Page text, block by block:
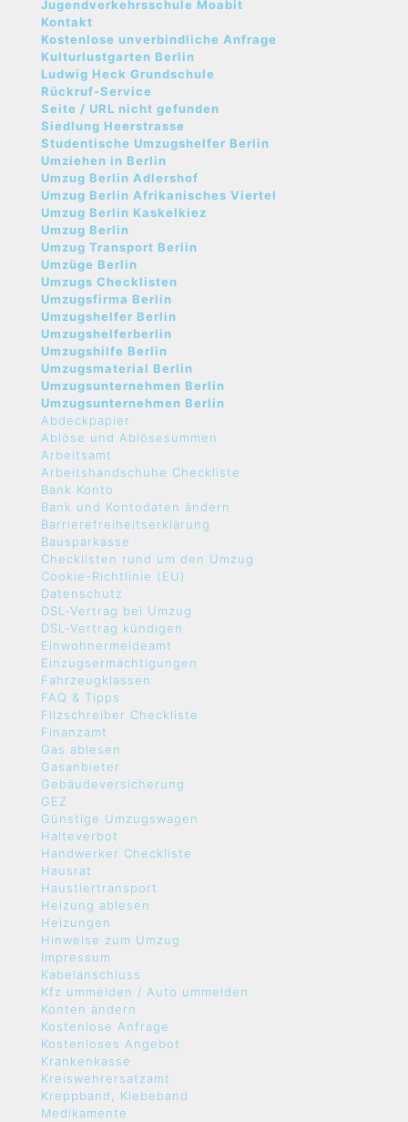
Jugendverkehrsschule Moabit
Kontakt
Kostenlose unverbindliche Anfrage
Kulturlustgarten Berlin
Ludwig Heck Grundschule
Rückruf-Service
Seite / URL nicht gefunden
Siedlung Heerstrasse
Studentische Umzugshelfer Berlin
Umziehen in Berlin
Umzug Berlin Adlershof
Umzug Berlin Afrikanisches Viertel
Umzug Berlin Kaskelkiez
Umzug Berlin
Umzug Transport Berlin
Umzüge Berlin
Umzugs Checklisten
Umzugsfirma Berlin
Umzugshelfer Berlin
Umzugshelferberlin
Umzugshilfe Berlin
Umzugsmaterial Berlin
Umzugsunternehmen Berlin
Umzugsunternehmen Berlin
Abdeckpapier
Ablöse und Ablösesummen
Arbeitsamt
Arbeitshandschuhe Checkliste
Bank Konto
Bank und Kontodaten ändern
Barrierefreiheitserklärung
Bausparkasse
Checklisten rund um den Umzug
Cookie-Richtlinie (EU)
Datenschutz
DSL-Vertrag bei Umzug
DSL-Vertrag kündigen
Einwohnermeldeamt
Einzugsermächtigungen
Fahrzeugklassen
FAQ & Tipps
Filzschreiber Checkliste
Finanzamt
Gas ablesen
Gasanbieter
Gebäudeversicherung
GEZ
Günstige Umzugswagen
Halteverbot
Handwerker Checkliste
Hausrat
Haustiertransport
Heizung ablesen
Heizungen
Hinweise zum Umzug
Impressum
Kabelanschluss
Kfz ummelden / Auto ummelden
Konten ändern
Kostenlose Anfrage
Kostenloses Angebot
Krankenkasse
Kreiswehrersatzamt
Kreppband, Klebeband
Medikamente